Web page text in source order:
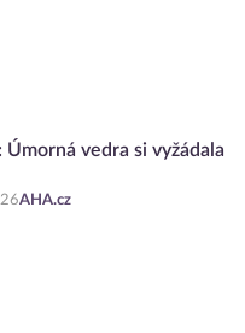
Úmorná vedra si vyžádala
AHA.cz